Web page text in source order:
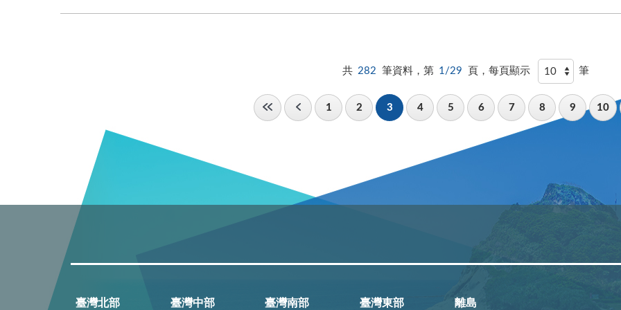
共 282 筆資料，第 1/29 頁，每頁顯示 筆
1 2 3 4 5 6 7 8 9 10
臺灣北部 臺灣中部 臺灣南部 臺灣東部 離島